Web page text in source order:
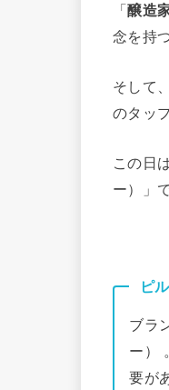
「醸造
念を持
そして
のタッ
この日
ー）」
ピ
ブラ
ー）
要が